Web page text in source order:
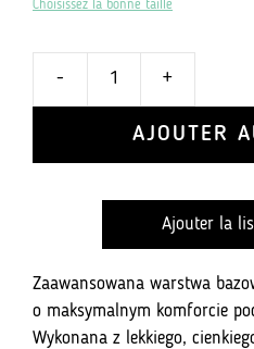
Choisissez la bonne taille
-
Layer
bielizna
z
+
AJOUTER
Ajouter la
Zaawansowana warstwa
o maksymalnym komforcie
Wykonana z lekkiego,